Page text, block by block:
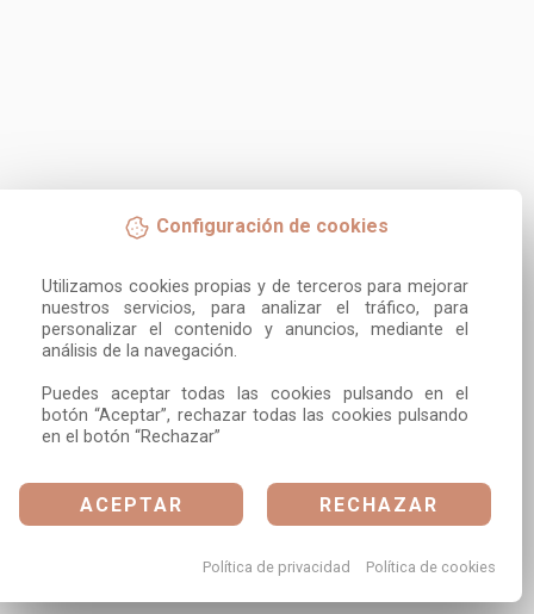
Configuración de cookies
Utilizamos cookies propias y de terceros para mejorar
nuestros servicios, para analizar el tráfico, para
personalizar el contenido y anuncios, mediante el
análisis de la navegación.
Puedes aceptar todas las cookies pulsando en el
botón “Aceptar”, rechazar todas las cookies pulsando
en el botón “Rechazar”
ACEPTAR RECHAZAR
Política de privacidad Política de cookies